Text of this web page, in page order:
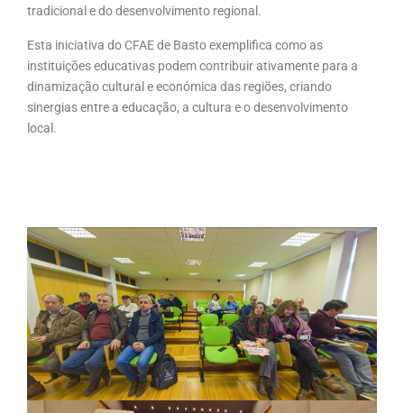
tradicional e do desenvolvimento regional.
Esta iniciativa do CFAE de Basto exemplifica como as
instituições educativas podem contribuir ativamente para a
dinamização cultural e económica das regiões, criando
sinergias entre a educação, a cultura e o desenvolvimento
local.